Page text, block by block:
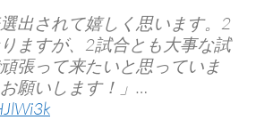
選出されて嬉しく思います。2
ますが、2試合とも大事な試
張って来たいと思っていま
願いします！」…